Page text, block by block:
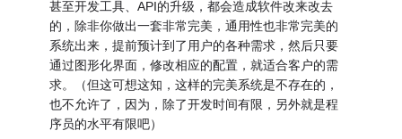
甚至开发工具、API的升级，都会造成软件改来改去
的，除非你做出一套非常完美，通用性也非常完美的
系统出来，提前预计到了用户的各种需求，然后只要
通过图形化界面，修改相应的配置，就适合客户的需
求。（但这可想这知，这样的完美系统是不存在的，
也不允许了，因为，除了开发时间有限，另外就是程
序员的水平有限吧）